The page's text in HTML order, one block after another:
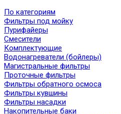
По категориям
Фильтры под мойку
Пурифайеры
Смесители
Комплектующие
Водонагреватели (бойлеры)
Магистральные фильтры
Проточные фильтры
Фильтры обратного осмоса
Фильтры кувшины
Фильтры насадки
Накопительные баки